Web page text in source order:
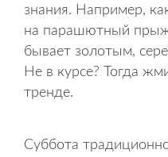
знания. Например,
на парашютный
бывает золотым,
Не в курсе? Тогда
тренде.
Суббота